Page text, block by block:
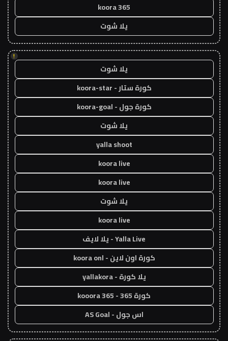
koora 365
يلا شوت
!
يلا شوت
كورة ستار - koora-star
كورة جول - koora-goal
يلا شوت
yalla shoot
koora live
koora live
يلا شوت
koora live
Yalla Live - يلا لايف
كورة اون لاين - koora onl
يلا كورة - yallakora
كورة 365 - kooora 365
اس جول - AS Goal